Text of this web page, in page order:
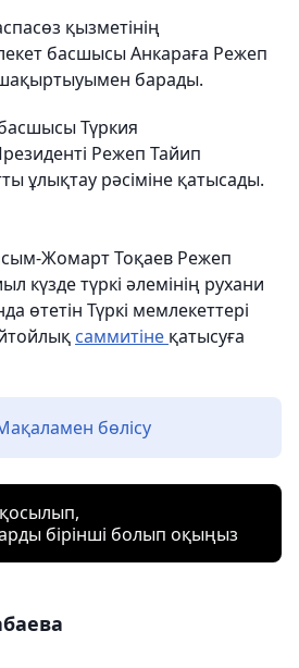
қызметінің
басшысы Анкараға Режеп
барады.
Түркия
Режеп Тайип
ұлықтау рәсіміне қатысады.
Жомарт Тоқаев Режеп
күзде түркі әлемінің рухани
өтетін Түркі мемлекеттері
саммитіне қатысуға
бөлісу
бірінші болып оқыңыз